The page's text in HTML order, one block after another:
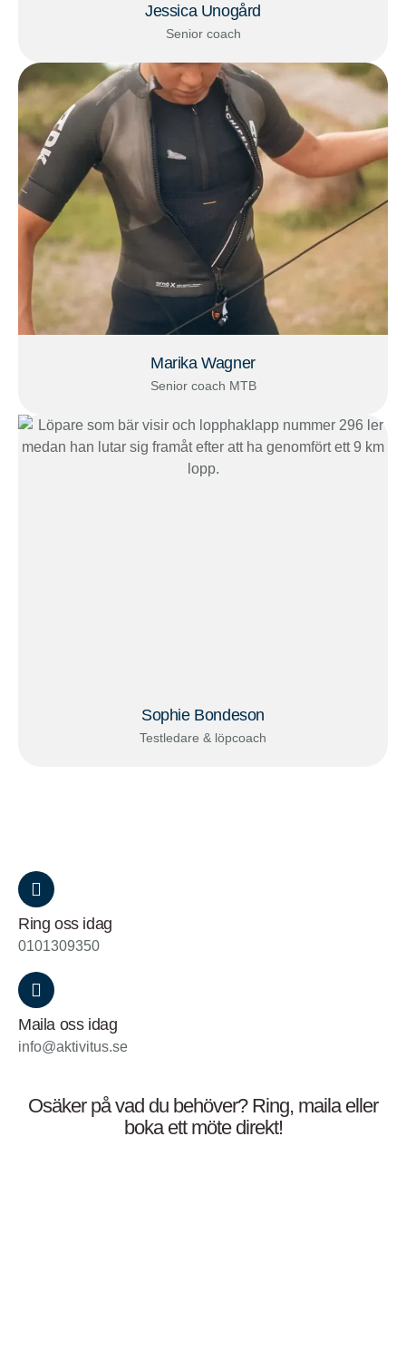
Jessica Unogård
Senior coach
Marika Wagner
Senior coach MTB
Sophie Bondeson
Testledare & löpcoach
Ring oss idag
0101309350
Maila oss idag
info@aktivitus.se
Osäker på vad du behöver? Ring, maila eller
boka ett möte direkt!